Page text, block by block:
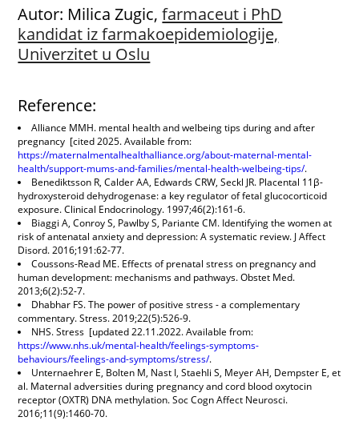
Autor: Milica Zugic,farmaceut i PhD
kandidat iz farmakoepidemiologije,
Univerzitet u Oslu
Reference:
Alliance MMH. mental health and welbeing tips during and after
pregnancy [cited 2025. Available from:
https://maternalmentalhealthalliance.org/about-maternal-mental-
health/support-mums-and-families/mental-health-welbeing-tips/.
Benediktsson R, Calder AA, Edwards CRW, Seckl JR. Placental 11β-
hydroxysteroid dehydrogenase: a key regulator of fetal glucocorticoid
exposure. Clinical Endocrinology. 1997;46(2):161-6.
Biaggi A, Conroy S, Pawlby S, Pariante CM. Identifying the women at
risk of antenatal anxiety and depression: A systematic review. J Affect
Disord. 2016;191:62-77.
Coussons-Read ME. Effects of prenatal stress on pregnancy and
human development: mechanisms and pathways. Obstet Med.
2013;6(2):52-7.
Dhabhar FS. The power of positive stress - a complementary
commentary. Stress. 2019;22(5):526-9.
NHS. Stress [updated 22.11.2022. Available from:
https://www.nhs.uk/mental-health/feelings-symptoms-
behaviours/feelings-and-symptoms/stress/.
Unternaehrer E, Bolten M, Nast I, Staehli S, Meyer AH, Dempster E, et
al. Maternal adversities during pregnancy and cord blood oxytocin
receptor (OXTR) DNA methylation. Soc Cogn Affect Neurosci.
2016;11(9):1460-70.